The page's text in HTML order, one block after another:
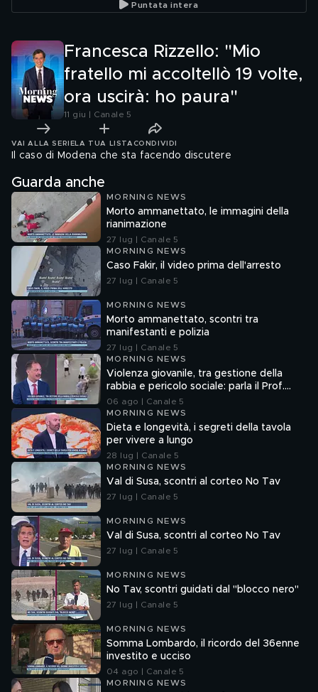
Puntata intera
Francesca Rizzello: "Mio
fratello mi accoltellò 19 volte,
ora uscirà: ho paura"
11 giu | Canale 5
VAI ALLA SERIE LA TUA LISTA CONDIVIDI
Il caso di Modena che sta facendo discutere
Guarda anche
MORNING NEWS
Morto ammanettato, le immagini della
rianimazione
27 lug | Canale 5
MORNING NEWS
Caso Fakir, il video prima dell'arresto
27 lug | Canale 5
MORNING NEWS
Morto ammanettato, scontri tra
manifestanti e polizia
27 lug | Canale 5
MORNING NEWS
Violenza giovanile, tra gestione della
rabbia e pericolo sociale: parla il Prof.
Pierpaolo Limone
06 ago | Canale 5
MORNING NEWS
Dieta e longevità, i segreti della tavola
per vivere a lungo
28 lug | Canale 5
MORNING NEWS
Val di Susa, scontri al corteo No Tav
27 lug | Canale 5
MORNING NEWS
Val di Susa, scontri al corteo No Tav
27 lug | Canale 5
MORNING NEWS
No Tav, scontri guidati dal "blocco nero"
27 lug | Canale 5
MORNING NEWS
Somma Lombardo, il ricordo del 36enne
investito e ucciso
04 ago | Canale 5
MORNING NEWS